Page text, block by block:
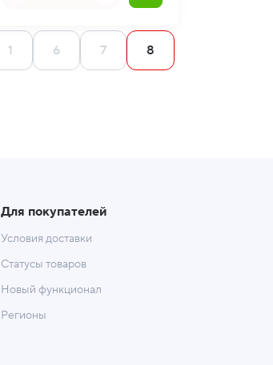
1 6 7 8
Для покупателей
Условия доставки
Статусы товаров
Новый функционал
Регионы